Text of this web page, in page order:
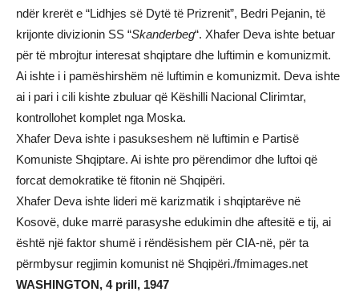
ndër krerët e “Lidhjes së Dytë të Prizrenit”, Bedri Pejanin, të
krijonte divizionin SS “Skanderbeg“. Xhafer Deva ishte betuar
për të mbrojtur interesat shqiptare dhe luftimin e komunizmit.
Ai ishte i i pamëshirshëm në luftimin e komunizmit. Deva ishte
ai i pari i cili kishte zbuluar që Këshilli Nacional Clirimtar,
kontrollohet komplet nga Moska.
Xhafer Deva ishte i pasukseshem në luftimin e Partisë
Komuniste Shqiptare. Ai ishte pro përendimor dhe luftoi që
forcat demokratike të fitonin në Shqipëri.
Xhafer Deva ishte lideri më karizmatik i shqiptarëve në
Kosovë, duke marrë parasyshe edukimin dhe aftesitë e tij, ai
është një faktor shumë i rëndësishem për CIA-në, për ta
përmbysur regjimin komunist në Shqipëri./fmimages.net
WASHINGTON, 4 prill, 1947